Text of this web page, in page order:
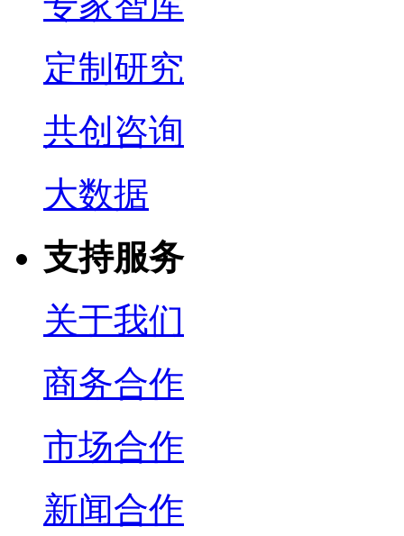
定制研究
共创咨询
大数据
支持服务
关于我们
商务合作
市场合作
新闻合作